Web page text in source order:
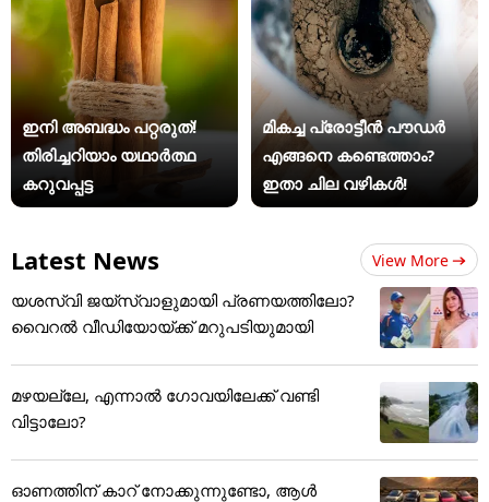
ഇനി അബദ്ധം പറ്റരുത്!
തിരിച്ചറിയാം യഥാര്‍ത്ഥ
കറുവപ്പട്ട
മികച്ച പ്രോട്ടീൻ പൗഡർ
എങ്ങനെ കണ്ടെത്താം?
ഇതാ ചില വഴികൾ!
Latest News View More
യശസ്വി ജയ്‌സ്വാളുമായി പ്രണയത്തിലോ?
വൈറൽ വീഡിയോയ്ക്ക് മറുപടിയുമായി
മഴയല്ലേ, എന്നാൽ ഗോവയിലേക്ക് വണ്ടി
വിട്ടാലോ?
ഓണത്തിന് കാറ് നോക്കുന്നുണ്ടോ, ആൾ